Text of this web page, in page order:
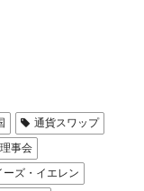
通貨スワップ
事会
ーズ・イエレン